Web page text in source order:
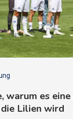
warum es
Lilien wird